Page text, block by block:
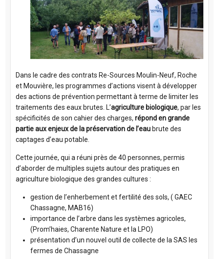
Dans le cadre des contrats Re-Sources Moulin-Neuf, Roche
et Mouvière, les programmes d’actions visentà développer
des actions de prévention permettant à terme de limiter les
traitements des eaux brutes. L’agriculture biologique, par les
spécificités de son cahier des charges, répond en grande
partie aux enjeux de la préservation de l’eaubrute des
captages d’eau potable.
Cette journée, qui a réuni près de 40 personnes, permis
d’aborder de multiples sujets autour des pratiques en
agriculture biologique des grandes cultures :
gestion de l’enherbement et fertilité des sols, ( GAEC
Chassagne, MAB16)
importance de l’arbre dans les systèmes agricoles,
(Prom’haies, Charente Nature et la LPO)
présentation d’un nouvel outil de collecte de la SAS les
fermes de Chassagne